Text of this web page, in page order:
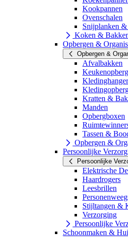
Kookpannen
Ovenschalen
Snijplanken &
Koken &
Opbergen &
Opbergen &
Afvalbakken
Kratten &
Manden
Opbergboxen
Tassen &
Opbergen &
Persoonlijke
Persoonlijke
Elektrische
Haardrogers
Leesbrillen
Stijltangen &
Verzorging
Persoonlijke
Schoonmaken &